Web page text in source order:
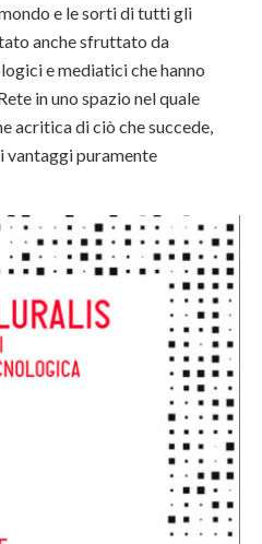
e le sorti di tutti gli
anche sfruttato da
e mediatici che hanno
in uno spazio nel quale
acritica di ciò che succede,
vantaggi puramente